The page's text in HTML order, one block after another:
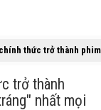
thức trở thành
trở thành
nhất mọi